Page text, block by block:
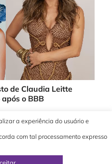
de Claudia Leitte
o BBB
a experiência do usuário e
com tal processamento expresso